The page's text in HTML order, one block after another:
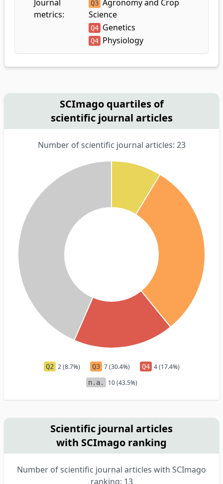
Journal
metrics:
Q3 Agronomy and Crop
Science
Q4 Genetics
Q4 Physiology
SCImago quartiles of
scientific journal articles
Number of scientific journal articles: 23
Q2 2 (8.7%) Q3 7 (30.4%) Q4 4 (17.4%)
n.a. 10 (43.5%)
Scientific journal articles
with SCImago ranking
Number of scientific journal articles with SCImago
ranking: 13